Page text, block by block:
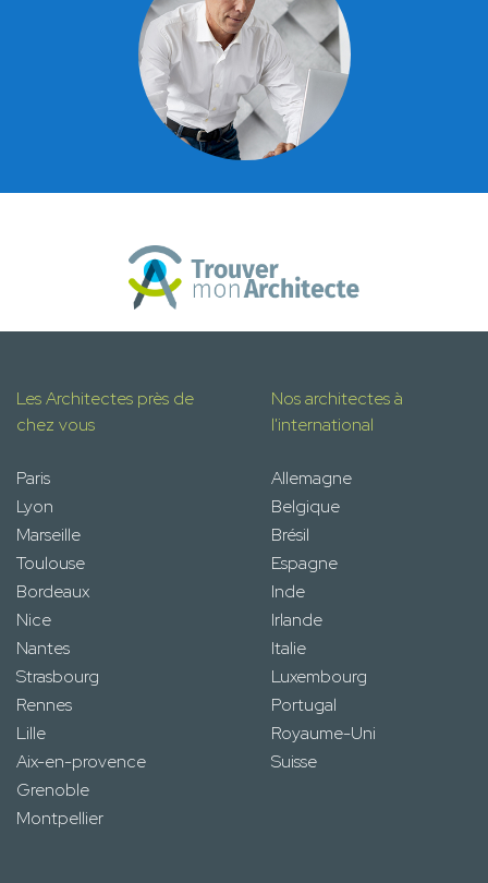
Les Architectes près de
chez vous
Paris
Lyon
Marseille
Toulouse
Bordeaux
Nice
Nantes
Strasbourg
Rennes
Lille
Aix-en-provence
Grenoble
Montpellier
Nos architectes à
l'international
Allemagne
Belgique
Brésil
Espagne
Inde
Irlande
Italie
Luxembourg
Portugal
Royaume-Uni
Suisse